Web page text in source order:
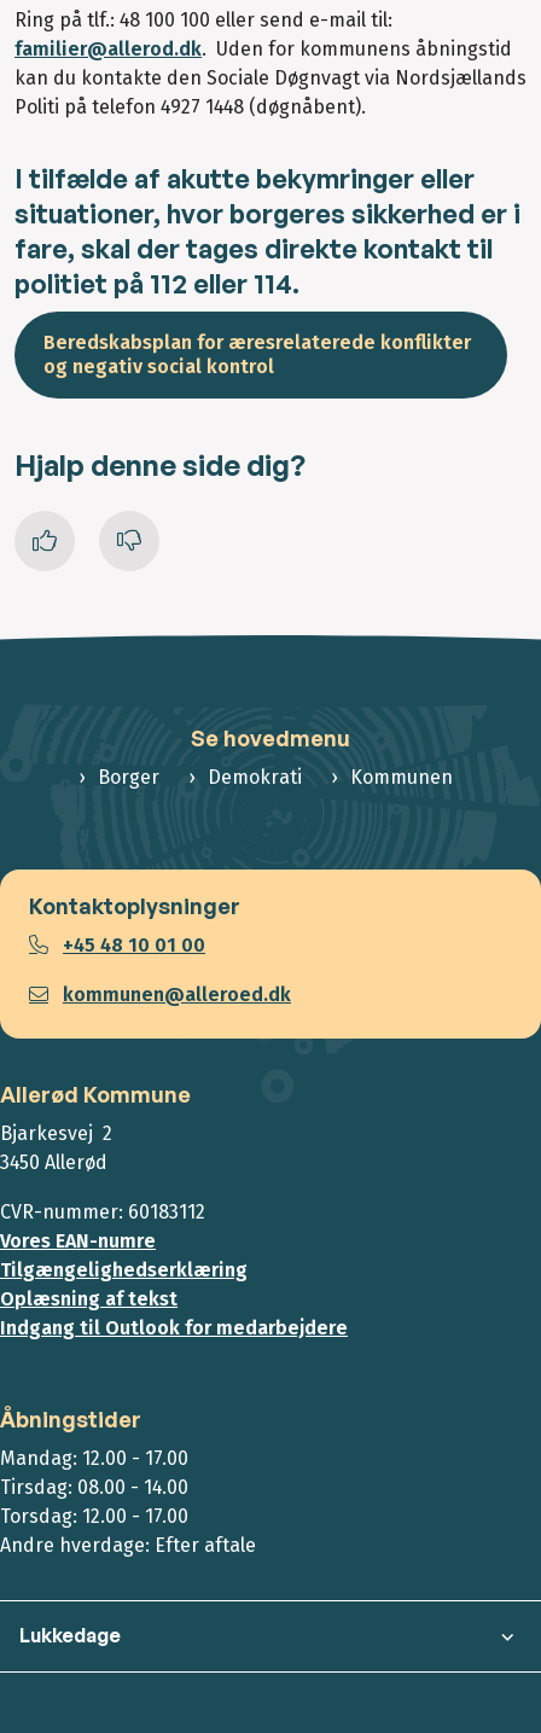
Ring på tlf.: 48 100 100 eller send e-mail til:
familier@allerod.dk. Uden for kommunens åbningstid
kan du kontakte den Sociale Døgnvagt via Nordsjællands
Politi på telefon 4927 1448 (døgnåbent).
I tilfælde af akutte bekymringer eller
situationer, hvor borgeres sikkerhed er i
fare, skal der tages direkte kontakt til
politiet på 112 eller 114.
Beredskabsplan for æresrelaterede konflikter
og negativ social kontrol
Hjalp denne side dig?
Se hovedmenu
Borger Demokrati Kommunen
Kontaktoplysninger
+45 48 10 01 00
kommunen@alleroed.dk
Allerød Kommune
Bjarkesvej 2
3450 Allerød
CVR-nummer: 60183112
Vores EAN-numre
Tilgængelighedserklæring
Oplæsning af tekst
Indgang til Outlook for medarbejdere
Åbningstider
Mandag: 12.00 - 17.00
Tirsdag: 08.00 - 14.00
Torsdag: 12.00 - 17.00
Andre hverdage: Efter aftale
Lukkedage